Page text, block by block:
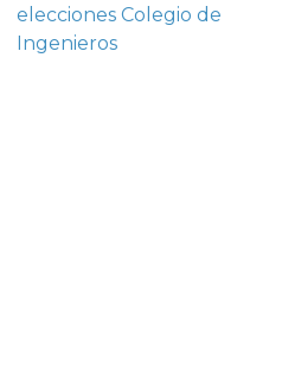
elecciones Colegio de
Ingenieros